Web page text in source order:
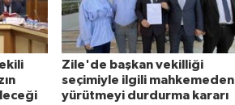
Zile'de başkan vekilliği
seçimiyle ilgili mahkemeden
yürütmeyi durdurma kararı